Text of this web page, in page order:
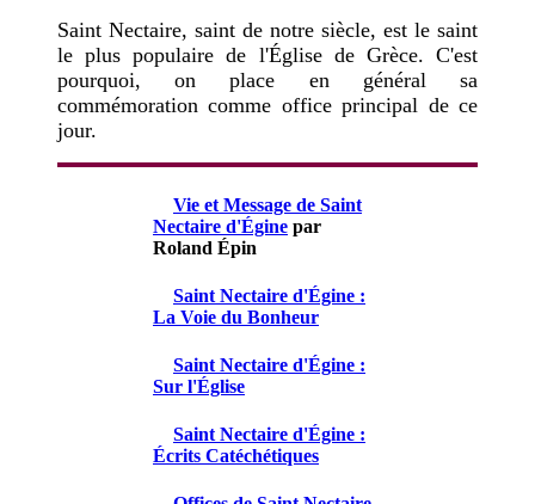
Saint Nectaire, saint de notre siècle, est le saint
le plus populaire de l'Église de Grèce. C'est
pourquoi, on place en général sa
commémoration comme office principal de ce
jour.
Vie et Message de Saint
Nectaire d'Égine par
Roland Épin
Saint Nectaire d'Égine :
La Voie du Bonheur
Saint Nectaire d'Égine :
Sur l'Église
Saint Nectaire d'Égine :
Écrits Catéchétiques